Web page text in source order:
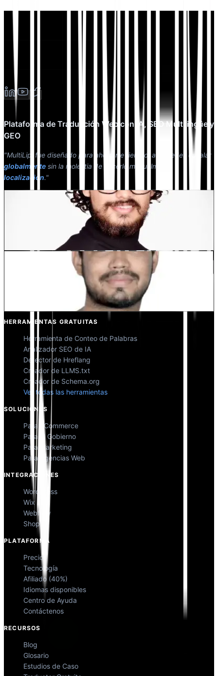
Plataforma de Traducción Web con IA, SEO Multilingüe y
GEO
"MultiLipi fue diseñado para ahorrarte tiempo, así puedes escalar
globalmente sin la molestia de hacerlo manualmente
localización."
Co-fundador @MultiLipi
Kunal Singh Shekhawat
HERRAMIENTAS GRATUITAS
Herramienta de Conteo de Palabras
Analizador SEO de IA
Detector de Hreflang
Creador de LLMS.txt
Creador de Schema.org
Ver todas las herramientas
SOLUCIONES
Para eCommerce
Para el Gobierno
Para Marketing
Para Agencias Web
INTEGRACIONES
WordPress
Wix
Webflow
Shopify
PLATAFORMA
Precios
Tecnología
Afiliado (40%)
Idiomas disponibles
Centro de Ayuda
Contáctenos
RECURSOS
Blog
Glosario
Estudios de Caso